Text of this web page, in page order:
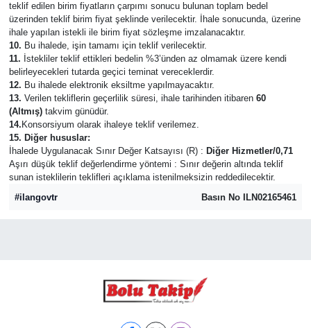
teklif edilen birim fiyatların çarpımı sonucu bulunan toplam bedel
üzerinden teklif birim fiyat şeklinde verilecektir. İhale sonucunda, üzerine
ihale yapılan istekli ile birim fiyat sözleşme imzalanacaktır.
10. Bu ihalede, işin tamamı için teklif verilecektir.
11. İstekliler teklif ettikleri bedelin %3’ünden az olmamak üzere kendi
belirleyecekleri tutarda geçici teminat vereceklerdir.
12. Bu ihalede elektronik eksiltme yapılmayacaktır.
13. Verilen tekliflerin geçerlilik süresi, ihale tarihinden itibaren 60
(Altmış)takvim günüdür.
14. Konsorsiyum olarak ihaleye teklif verilemez.
15. Diğer hususlar:
İhalede Uygulanacak Sınır Değer Katsayısı (R) : Diğer Hizmetler/0,71
Aşırı düşük teklif değerlendirme yöntemi : Sınır değerin altında teklif
sunan isteklilerin teklifleri açıklama istenilmeksizin reddedilecektir.
#ilangovtr
Basın No ILN02165461